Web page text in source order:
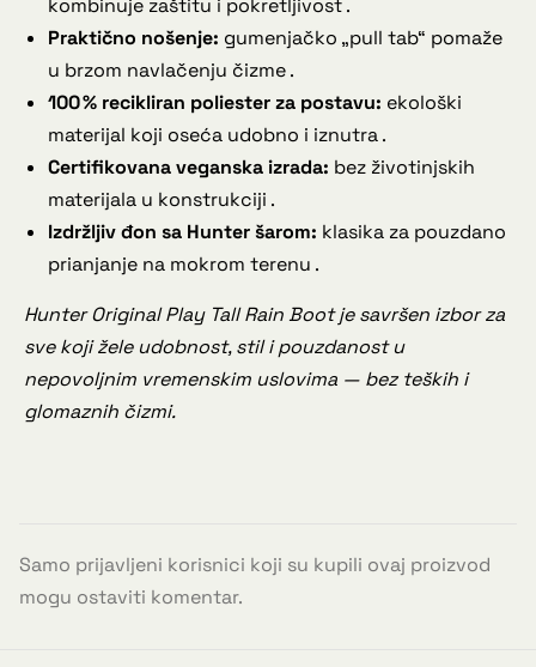
kombinuje zaštitu i pokretljivost .
Praktično nošenje: gumenjačko „pull tab“ pomaže
u brzom navlačenju čizme .
100 % recikliran poliester za postavu: ekološki
materijal koji oseća udobno i iznutra .
Certifikovana veganska izrada: bez životinjskih
materijala u konstrukciji .
Izdržljiv đon sa Hunter šarom: klasika za pouzdano
prianjanje na mokrom terenu .
Hunter Original Play Tall Rain Boot je savršen izbor za
sve koji žele udobnost, stil i pouzdanost u
nepovoljnim vremenskim uslovima — bez teških i
glomaznih čizmi.
Samo prijavljeni korisnici koji su kupili ovaj proizvod
mogu ostaviti komentar.